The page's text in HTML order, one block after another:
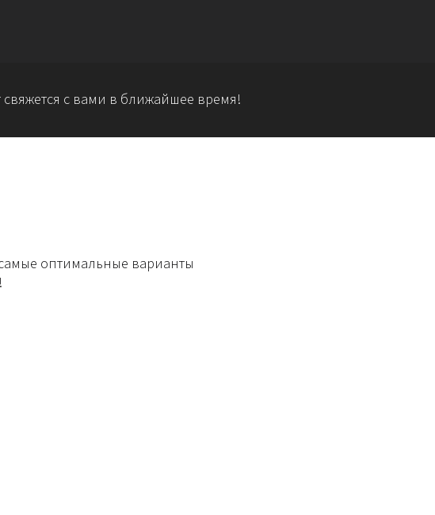
свяжется с вами в ближайшее время!
оптимальные варианты